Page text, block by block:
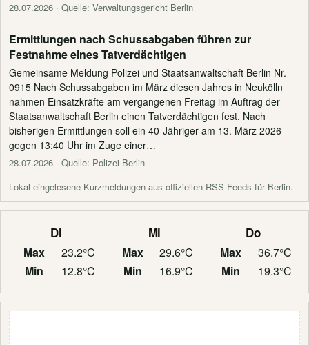
28.07.2026 · Quelle: Verwaltungsgericht Berlin
Ermittlungen nach Schussabgaben führen zur
Festnahme eines Tatverdächtigen
Gemeinsame Meldung Polizei und Staatsanwaltschaft Berlin Nr.
0915 Nach Schussabgaben im März diesen Jahres in Neukölln
nahmen Einsatzkräfte am vergangenen Freitag im Auftrag der
Staatsanwaltschaft Berlin einen Tatverdächtigen fest. Nach
bisherigen Ermittlungen soll ein 40-Jähriger am 13. März 2026
gegen 13:40 Uhr im Zuge einer…
28.07.2026 · Quelle: Polizei Berlin
Lokal eingelesene Kurzmeldungen aus offiziellen RSS-Feeds für Berlin.
Di
Max
23.2°C
Min
12.8°C
Mi
Max
29.6°C
Min
16.9°C
Do
Max
36.7°C
Min
19.3°C